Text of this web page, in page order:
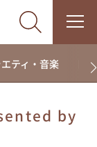
ティ・音楽 ド
by